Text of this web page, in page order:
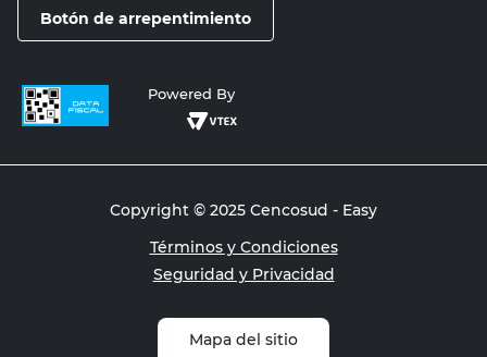
Botón de arrepentimiento
Powered By
Copyright © 2025 Cencosud - Easy
Términos y Condiciones
Seguridad y Privacidad
Mapa del sitio